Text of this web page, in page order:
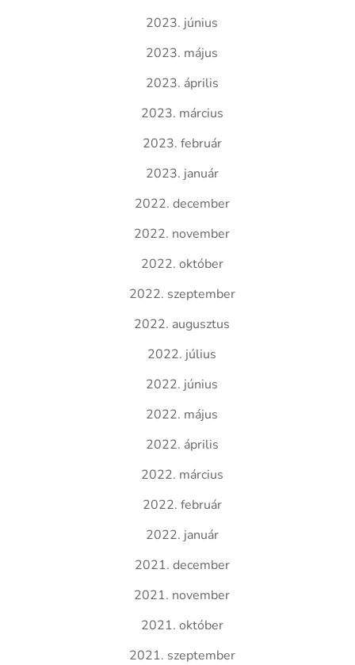
2023. június
2023. május
2023. április
2023. március
2023. február
2023. január
2022. december
2022. november
2022. október
2022. szeptember
2022. augusztus
2022. július
2022. június
2022. május
2022. április
2022. március
2022. február
2022. január
2021. december
2021. november
2021. október
2021. szeptember